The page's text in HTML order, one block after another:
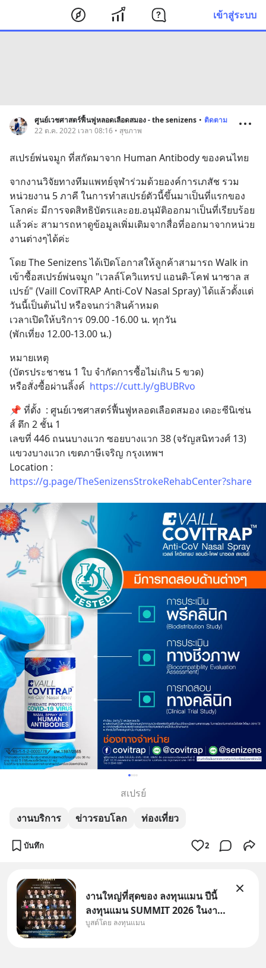
เข้าสู่ระบบ
ศูนย์เวชศาสตร์ฟื้นฟูหลอดเลือดสมอง - the senizens • ติดตาม
22 ต.ค. 2022 เวลา 08:16 • สุขภาพ
สเปรย์พ่นจมูก ที่สกัดมาจาก Human Antibody ของคนไทย
จากงานวิจัยทางทีมแพทย์จุฬาร่วมด้วยองค์การเภสัช รวม
หน่วยงาน 5 ภาคี ในการทำสเปรย์ตัวนี้ขึ้นมาเป็นที่แรกของ
โลกค่ะ มีการจดสิทธิบัตรและอย.อนุมัติออกมาเป็นที่เรียบร้อย
แล้วค่ะ สามารถหาดูข้อมูลเพิ่มเติมจากสื่อที่ออกมาจากหน่วย
งานต่างๆได้ค่ะ
โดย The Senizens ได้เปิดโอกาสให้ลูกค้าสามารถ Walk in
เข้าซื้อสเปรย์พ่นจมูก "เวลล์โควิแทรป แอนติ-โคฟ นาซาล ส
เปรย์" (Vaill CoviTRAP Anti-CoV Nasal Spray) ได้แล้วตั้งแต่
วันนี้เป็นต้นไป หรือจนกว่าสินค้าหมด
เวลาเปิดให้บริการ 09.00 -16.00 น. ทุกวัน
(พักเที่ยง 12.00-13.00 น.)
หมายเหตุ
(บัตรประชาชน 1 ใบ จำกัดการซื้อไม่เกิน 5 ขวด)
หรือสั่งซื้อผ่านลิ้งค์ https://cutt.ly/gBUBRvo
📌 ที่ตั้ง  : ศูนย์เวชศาสตร์ฟื้นฟูหลอดเลือดสมอง เดอะซีนิเซ่น
ส์ ตึก 2 ชั้น 1
เลขที่ 446 ถนนบางแวก ซอยบางแวก 38 (จรัญสนิทวงศ์ 13)
แขวงบางแวก เขตภาษีเจริญ กรุงเทพฯ
https://g.page/TheSenizensStrokeRehabCenter?share
สเปรย์
งานบริการ
ข่าวรอบโลก ท่องเที่ยว
บันทึก 2
งานใหญ่ที่สุดของ ลงทุนแมน ปีนี้
ลงทุนแมน SUMMIT 2026 ในงาน
นี้จะมีเจ้าของธุรกิจ Dr.PONG,
บูสต์โดย ลงทุนแมน